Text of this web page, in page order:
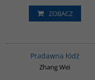
ZOBACZ
Pradawna łódź
Zhang Wei